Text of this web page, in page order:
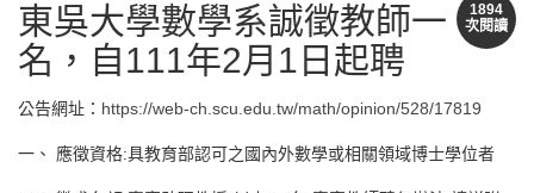
1894
次閱讀
東吳大學數學系誠徵教師一
名，自111年2月1日起聘
公告網址： https://web-ch.scu.edu.tw/math/opinion/528/17819
一、 應徵資格:具教育部認可之國內外數學或相關領域博士學位者